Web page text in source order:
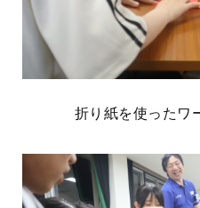
折り紙を使ったワ